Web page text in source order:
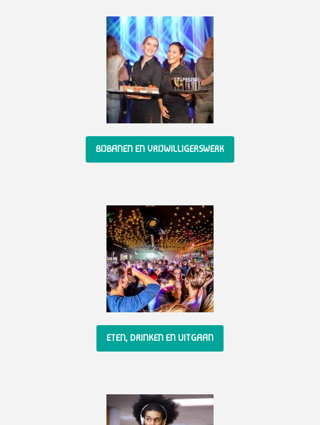
BIJBANEN EN VRIJWILLIGERSWERK
ETEN, DRINKEN EN UITGAAN